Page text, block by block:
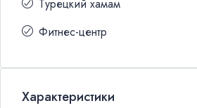
Турецкий хамам
Фитнес-центр
Характеристики